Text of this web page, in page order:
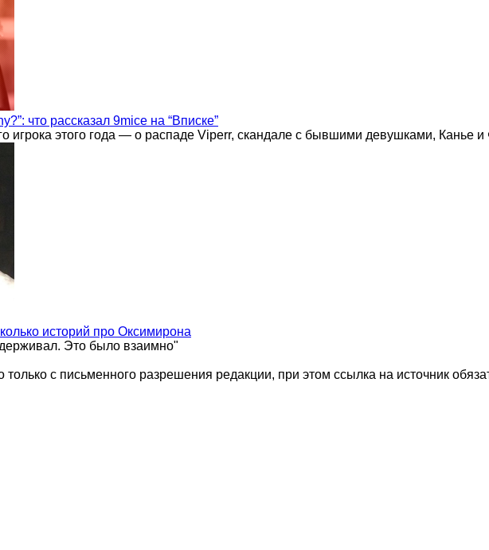
что рассказал 9mice на “Вписке”
игрока этого года — о распаде Viperr, скандале с бывшими девушками, Канье
историй про Оксимирона
Это было взаимно"
с письменного разрешения редакции, при этом ссылка на источник